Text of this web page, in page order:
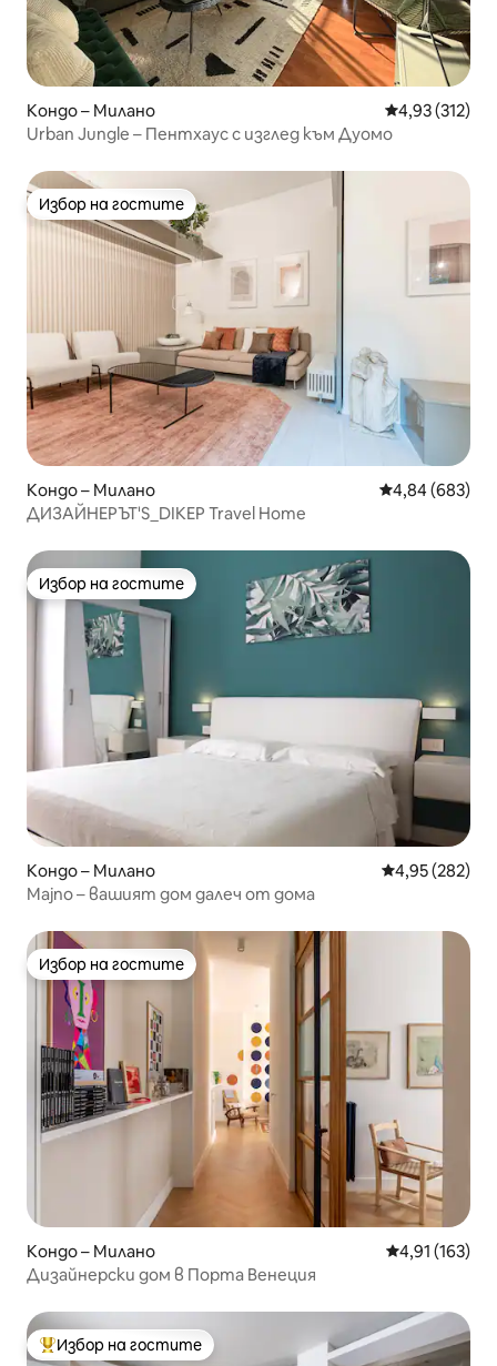
Кондо – Милано Средна
4,93 (312)
Urban Jungle – Пентхаус с изглед към Дуомо
Избор на гостите
Избор на гостите
Кондо – Милано Средна
4,84 (683)
ДИЗАЙНЕРЪТ'S_DIKEP Travel Home
Избор на гостите
Избор на гостите
Кондо – Милано Средна
4,95 (282)
Majno – вашият дом далеч от дома
Избор на гостите
Избор на гостите
Кондо – Милано Средна
4,91 (163)
Дизайнерски дом в Порта Венеция
Най-популярен избор на гостите
Избор на гостите